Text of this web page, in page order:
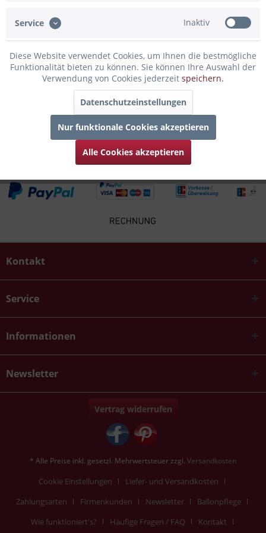
Infos zum Hersteller
Folgende Infos zum Hersteller sind verfübar......mehr
Zubehör 2
Kunden kauften auch
Kunden haben sich ebenfalls angesehen
Kontakt
Service
Informationen
Newsletter
Vertrag widerrufen
* Alle Preise inkl. gesetzl. Mehrwertsteuer zzgl. Versandkosten
Cookie Einstellungen
Liefer- und Versandkosten
Zahlungsarten
Firmenkunden Newsletter
Ballonpflege
Wie funktioniert's?
Häufige Fragen / FAQ Kontakt
Service Inaktiv
Diese Website verwendet Cookies, um Ihnen die bestmögliche
Funktionalität bieten zu können. Sie können Ihre Auswahl der
Verwendung von Cookies jederzeit speichern.
Datenschutzeinstellungen
Nur funktionale Cookies akzeptieren
Alle Cookies akzeptieren